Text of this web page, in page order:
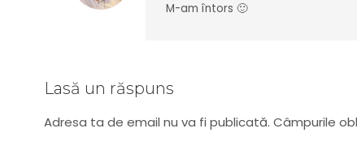
M-am întors 🙂
Lasă un răspuns
Adresa ta de email nu va fi publicată. Câmpurile